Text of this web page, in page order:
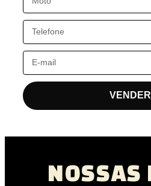
VENDER
NOSSAS